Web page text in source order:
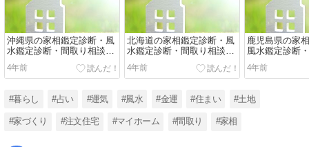
沖縄県の家相鑑定診断・風
水鑑定診断・間取り相談出
張エリア
4年前
北海道の家相鑑定診断・風
水鑑定診断・間取り相談出
張エリア
4年前
鹿児島県の家
風水鑑定診断
出張エリア
4年前
#暮らし #占い #運気 #風水 #金運 #住まい #土地
#家づくり #注文住宅 #マイホーム #間取り #家相